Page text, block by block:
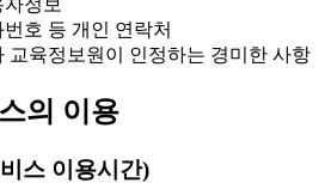
정보
호 등 개인 연락처
육정보원이 인정하는 경미한 사항
의 이용
스 이용시간)